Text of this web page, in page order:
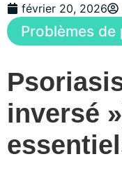
février 20, 2026
Problèmes de
inversé